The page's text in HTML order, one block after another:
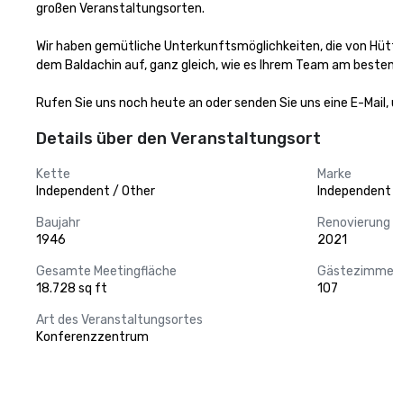
großen Veranstaltungsorten.
Wir haben gemütliche Unterkunftsmöglichkeiten, die von
dem Baldachin auf, ganz gleich, wie es Ihrem Team am
Rufen Sie uns noch heute an oder senden Sie uns eine E-
Details über den Veranstaltungsort
Kette
Independent / Other
Marke
Independent
Baujahr
1946
Renovierung
2021
Gesamte Meetingfläche
18.728 sq ft
107
Art des Veranstaltungsortes
Konferenzzentrum